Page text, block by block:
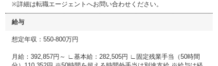
※詳細は転職エージェントへお問い合わせください。
給与
想定年収：550-800万円
月給：392,857円～ ∟基本給：282,505円 ∟固定残業手当（50時間